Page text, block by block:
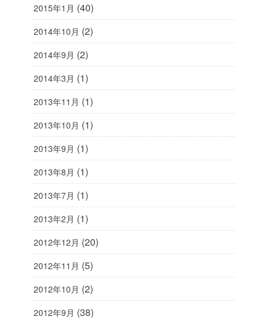
2015年1月 (40)
2014年10月 (2)
2014年9月 (2)
2014年3月 (1)
2013年11月 (1)
2013年10月 (1)
2013年9月 (1)
2013年8月 (1)
2013年7月 (1)
2013年2月 (1)
2012年12月 (20)
2012年11月 (5)
2012年10月 (2)
2012年9月 (38)